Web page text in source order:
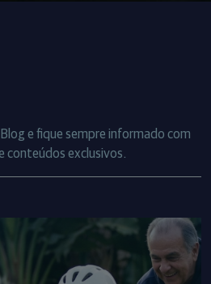
e fique sempre informado com
conteúdos exclusivos.